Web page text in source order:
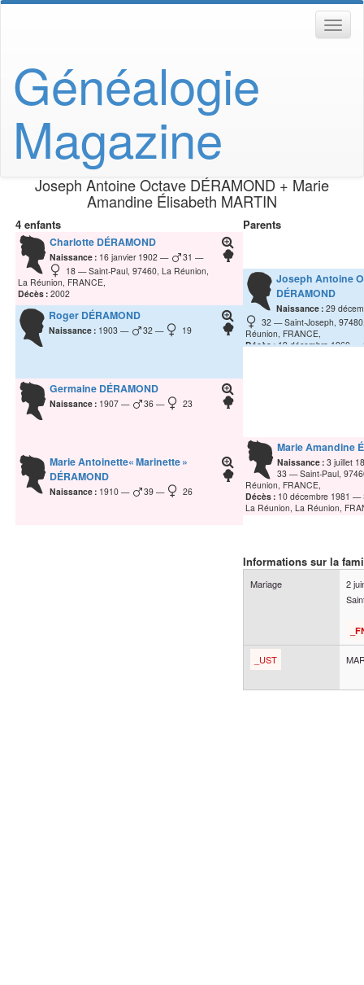
Généalogie
Magazine
Joseph Antoine OctaveDÉRAMOND+Marie
Amandine Élisabeth MARTIN
4 enfants
Charlotte DÉRAMOND
Naissance : 16 janvier 1902
31
18
Saint-Paul, 97460, La Réunion,
La Réunion, FRANCE,
Décès : 2002
Roger DÉRAMOND
Naissance : 1903 32 19
Germaine DÉRAMOND
Naissance : 1907 36 23
Marie Antoinette« Marinette »
DÉRAMOND
Naissance : 1910 39 26
Parents
Joseph Antoine
DÉRAMOND
Naissance : 29
32
Saint-Joseph,
Réunion, FRANCE,
Décès : 19 décembre 1960
Marie Amandine
Naissance : 3 juillet
33
Saint-Paul,
Réunion, FRANCE,
Décès : 10 décembre 1981
La Réunion, La Réunion,
Informations sur la
Mariage
2
_UST